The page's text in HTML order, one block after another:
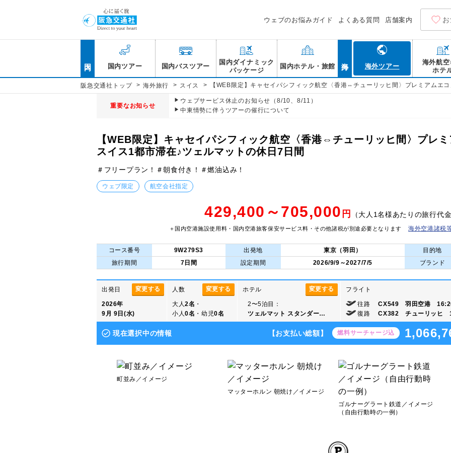
ウェブのお悩みガイド よくある質問 店舗案内
国内ツアー 国内バスツアー
国内ダイナミック
パッケージ
国内ホテル・旅館 海外ツアー
海外航
ホテ
阪急交通社トップ > 海外旅行 > スイス > 【WEB限定】キャセイパシフィック航空〈香港⇔チューリッヒ間〉プレミアムエ
重要なお知らせ
ウェブサービス休止のお知らせ（8/10、8/11）
中東情勢に伴うツアーの催行について
【WEB限定】キャセイパシフィック航空〈香港⇔チューリッヒ間〉プレ
スイス1都市滞在♪ツェルマットの休日7日間
＃フリープラン！＃朝食付き！＃燃油込み！
ウェブ限定 航空会社指定
429,400～705,000 円 （大人1名様あたりの旅行代
＋国内空港施設使用料・国内空港旅客保安サービス料・その他諸税が別途必要となります 海外空港諸税
コース番号 9W279S3 出発地 東京（羽田）
目的地
旅行期間
7日間 設定期間 2026/9/9～2027/7/5 ブランド
変更する
出発日
2026年
9月 9日(水)
変更する
人数
大人2名 ・
小人0名 ・幼児0名
変更する
ホテル
2〜5泊目：
ツェルマット スタンダー…
フライト
往路
CX549 羽田空港
復路
CX382 チューリッヒ
現在選択中の情報 【お支払い総額】 燃料サーチャージ込
町並み／イメージ
マッターホルン 朝焼け／イメージ
ゴルナーグラート鉄道／イメージ
（自由行動時の一例）